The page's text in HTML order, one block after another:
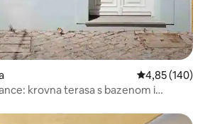
Prosječna
4,85 (140)
krovna terasa s bazenom i